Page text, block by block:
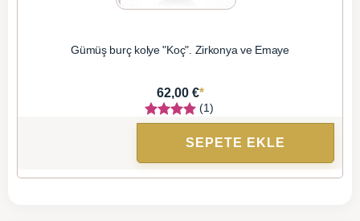
Gümüş burç kolye "Koç". Zirkonya ve Emaye
62,00 €*
(1)
SEPETE EKLE